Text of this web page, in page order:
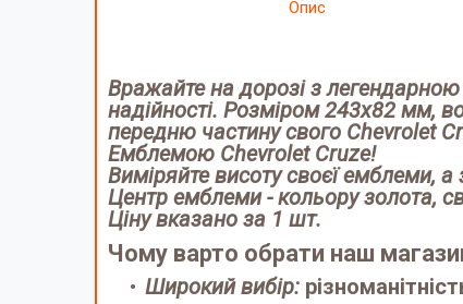
Опис
Вражайте на дорозі з
надійності. Розміром 243х82 мм,
передню частину свого Chevrolet
Емблемою Chevrolet Cruze!
Виміряйте висоту своєї емблеми, а
Центр емблеми -кольору золота,
Ціну вказано за 1 шт.
Чому варто обрати наш
Широкий вибір: